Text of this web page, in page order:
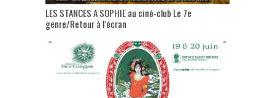
LES STANCES A SOPHIE au ciné-club Le 7e
genre/Retour à l’écran